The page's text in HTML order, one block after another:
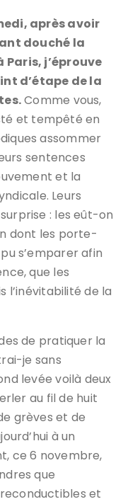
après avoir
douché la
j’éprouve
d’étape de la
Comme vous,
et tempêté en
assommer
sentences
et la
Leurs
: les eût-on
dont les porte-
s’emparer afin
que les
l’inévitabilité de la
de pratiquer la
je sans
levée voilà deux
au fil de huit
grèves et de
à un
ce 6 novembre,
que
et